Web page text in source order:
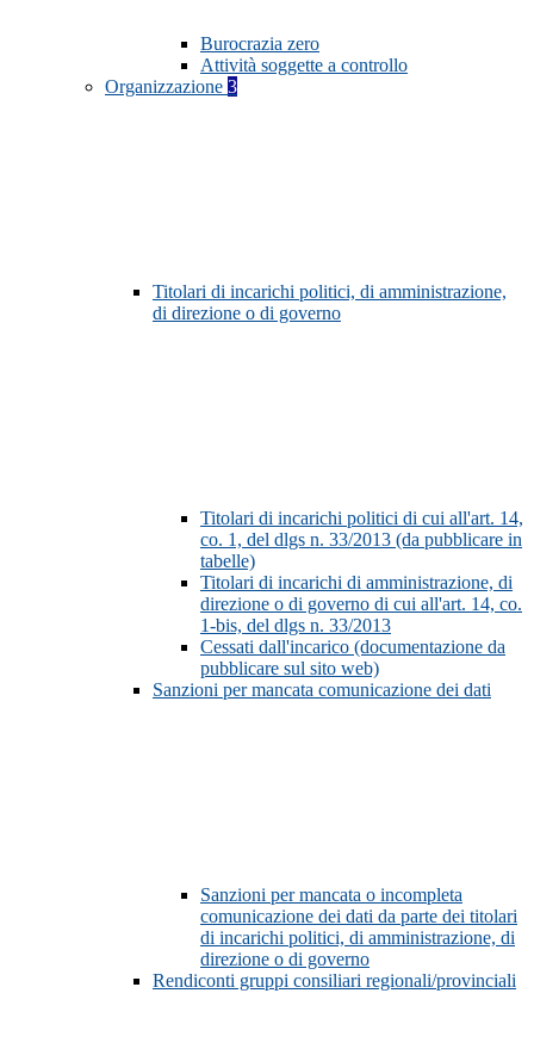
Burocrazia zero
Attività soggette a controllo
Organizzazione 3
Titolari di incarichi politici, di amministrazione,
di direzione o di governo
Titolari di incarichi politici di cui all'art. 14,
co. 1, del dlgs n. 33/2013 (da pubblicare in
tabelle)
Titolari di incarichi di amministrazione, di
direzione o di governo di cui all'art. 14, co.
1-bis, del dlgs n. 33/2013
Cessati dall'incarico (documentazione da
pubblicare sul sito web)
Sanzioni per mancata comunicazione dei dati
Sanzioni per mancata o incompleta
comunicazione dei dati da parte dei titolari
di incarichi politici, di amministrazione, di
direzione o di governo
Rendiconti gruppi consiliari regionali/provinciali